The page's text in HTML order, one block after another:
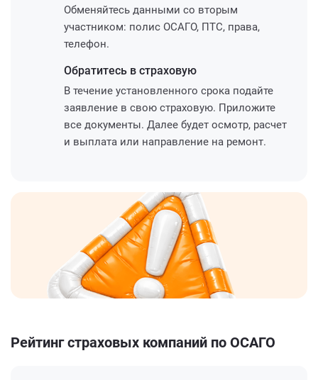
Обменяйтесь данными со вторым
участником: полис ОСАГО, ПТС, права,
телефон.
Обратитесь в страховую
В течение установленного срока подайте
заявление в свою страховую. Приложите
все документы. Далее будет осмотр, расчет
и выплата или направление на ремонт.
Рейтинг страховых компаний по ОСАГО